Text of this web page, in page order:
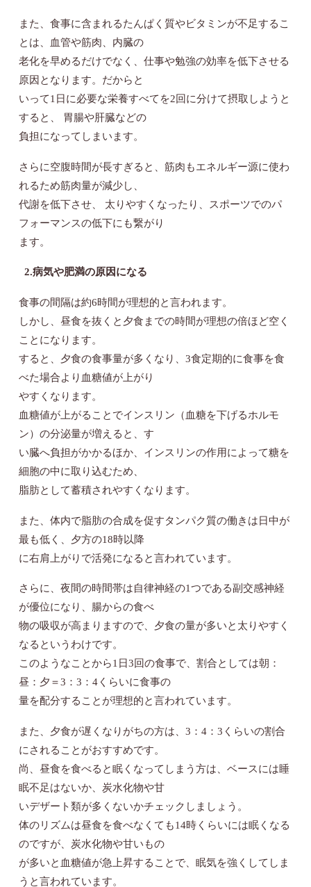
また、食事に含まれるたんぱく質やビタミンが不足するこ
とは、血管や筋肉、内臓の
老化を早めるだけでなく、仕事や勉強の効率を低下させる
原因となります。だからと
いって1日に必要な栄養すべてを2回に分けて摂取しようと
すると、 胃腸や肝臓などの
負担になってしまいます。
さらに空腹時間が長すぎると、筋肉もエネルギー源に使わ
れるため筋肉量が減少し、
代謝を低下させ、 太りやすくなったり、スポーツでのパ
フォーマンスの低下にも繋がり
ます。
2.病気や肥満の原因になる
食事の間隔は約6時間が理想的と言われます。
しかし、昼食を抜くと夕食までの時間が理想の倍ほど空く
ことになります。
すると、夕食の食事量が多くなり、3食定期的に食事を食
べた場合より血糖値が上がり
やすくなります。
血糖値が上がることでインスリン（血糖を下げるホルモ
ン）の分泌量が増えると、す
い臓へ負担がかかるほか、インスリンの作用によって糖を
細胞の中に取り込むため、
脂肪として蓄積されやすくなります。
また、体内で脂肪の合成を促すタンパク質の働きは日中が
最も低く、夕方の18時以降
に右肩上がりで活発になると言われています。
さらに、夜間の時間帯は自律神経の1つである副交感神経
が優位になり、腸からの食べ
物の吸収が高まりますので、夕食の量が多いと太りやすく
なるというわけです。
このようなことから1日3回の食事で、割合としては朝：
昼：夕＝3：3：4くらいに食事の
量を配分することが理想的と言われています。
また、夕食が遅くなりがちの方は、3：4：3くらいの割合
にされることがおすすめです。
尚、昼食を食べると眠くなってしまう方は、ベースには睡
眠不足はないか、炭水化物や甘
いデザート類が多くないかチェックしましょう。
体のリズムは昼食を食べなくても14時くらいには眠くなる
のですが、炭水化物や甘いもの
が多いと血糖値が急上昇することで、眠気を強くしてしま
うと言われています。